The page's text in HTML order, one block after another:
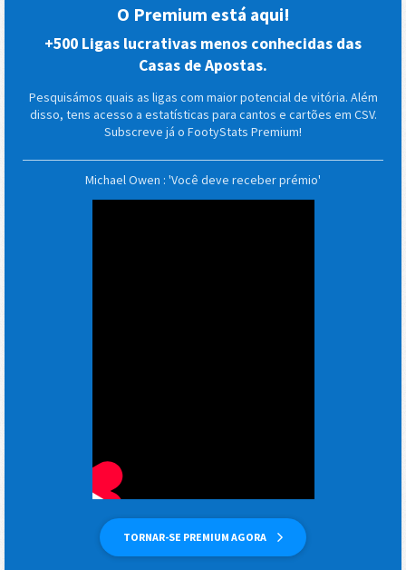
O Premium está aqui!
+500 Ligas lucrativas menos conhecidas das
Casas de Apostas.
Pesquisámos quais as ligas com maior potencial de vitória. Além
disso, tens acesso a estatísticas para cantos e cartões em CSV.
Subscreve já o FootyStats Premium!
TORNAR-SE PREMIUM AGORA
Michael Owen : 'Você deve receber prémio'